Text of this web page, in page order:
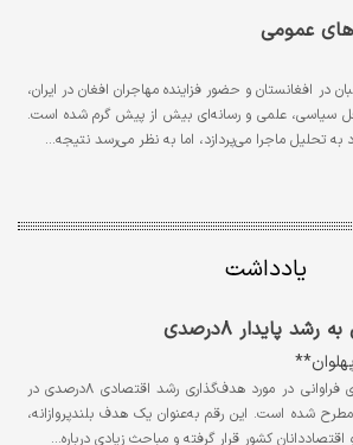
عمومی
در افغانستان و حضور فزاینده مهاجران افغان در ایران،
سیاسی، علمی و رسانه‌ای بیش از پیش گرم شده است.
تحلیل ماجرا می‌پردازد، اما به نظر می‌رسد نتیجه…
یادداشت
پایدار ۸‌درصدی
در سال‌های اخیر، بحث‌‌‌های فراوانی در مورد هدف‌‌‌گذاری رشد اقتصادی ۸درصدی در
شده است. این رقم به‌عنوان یک هدف بلندپروازانه،
کشور قرار گرفته و مباحث زیادی درباره…